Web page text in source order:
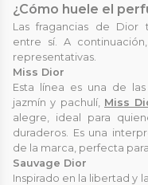
¿Cómo huele el
Las fragancias de Dior
entre sí. A
representativas.
Miss Dior
Esta línea es una de
jazmín y pachulí, Miss
alegre, ideal para
duraderos. Es una
de la marca, perfecta
Sauvage Dior
Inspirado en la libertad y